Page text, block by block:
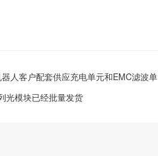
人客户配套供应充电单元和EMC滤波单
光模块已经批量发货